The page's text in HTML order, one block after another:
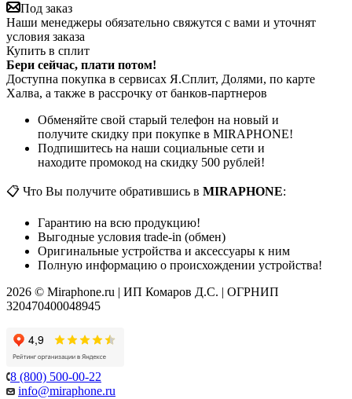
Под заказ
Наши менеджеры обязательно свяжутся с вами и уточнят
условия заказа
Купить в сплит
Бери сейчас, плати потом!
Доступна покупка в сервисах Я.Сплит, Долями, по карте
Халва, а также в рассрочку от банков-партнеров
Обменяйте свой старый телефон на новый и
получите скидку при покупке в MIRAPHONE!
Подпишитесь на наши социальные сети и
находите промокод на скидку 500 рублей!
📋 Что Вы получите обратившись в MIRAPHONE:
Гарантию на всю продукцию!
Выгодные условия trade-in (обмен)
Оригинальные устройства и аксессуары к ним
Полную информацию о происхождении устройства!
2026 © Miraphone.ru | ИП Комаров Д.С. | ОГРНИП
320470400048945
8 (800) 500-00-22
info@miraphone.ru